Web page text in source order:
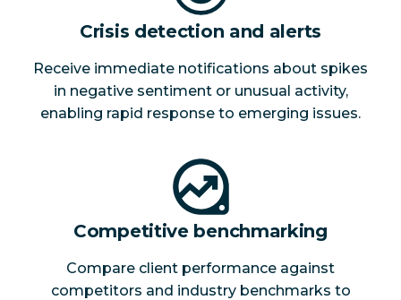
Crisis detection and alerts
Receive immediate notifications about spikes
in negative sentiment or unusual activity,
enabling rapid response to emerging issues.
Competitive benchmarking
Compare client performance against
competitors and industry benchmarks to